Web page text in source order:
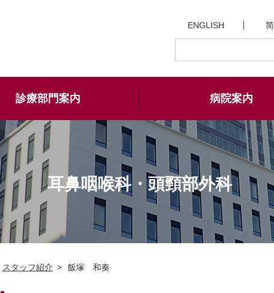
ENGLISH
診療部門案内 病院案内
耳鼻咽喉科・頭頸部外科
スタッフ紹介 飯塚 和奏